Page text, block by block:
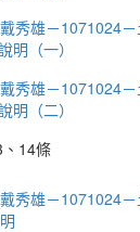
秀雄－1071024
明（一）
秀雄－1071024
明（二）
14條
秀雄－1071024